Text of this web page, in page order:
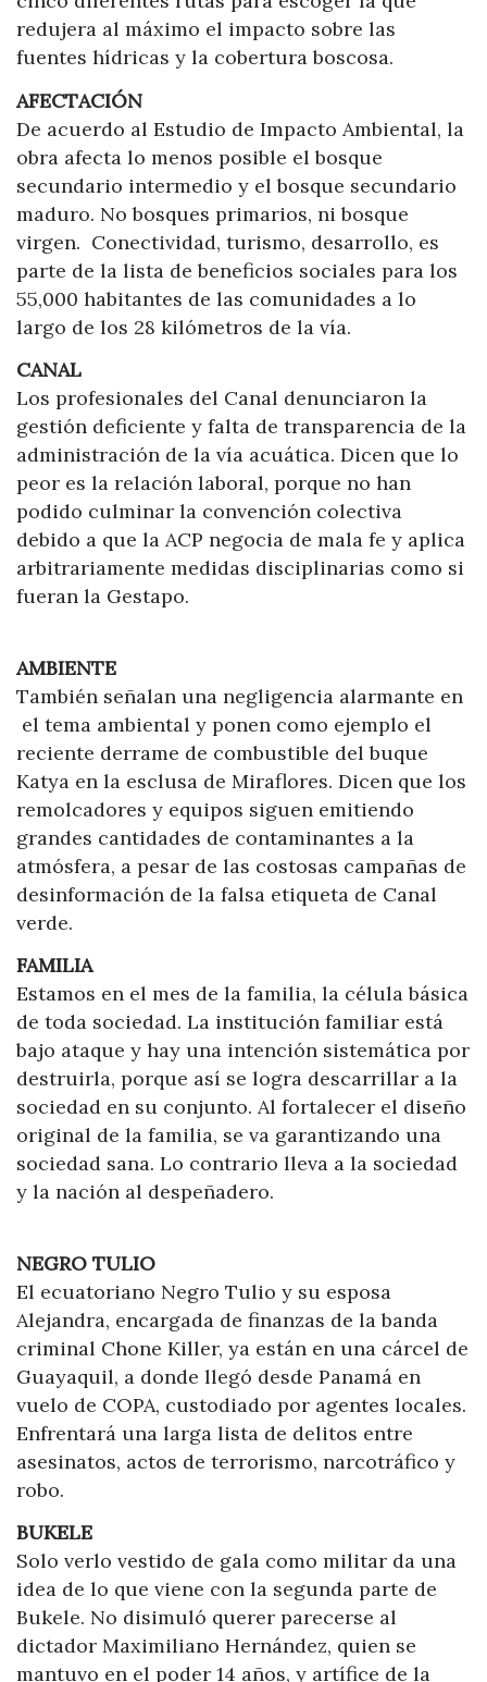
redujera al máximo el impacto sobre las
fuentes hídricas y la cobertura boscosa.
AFECTACIÓN
De acuerdo al Estudio de Impacto Ambiental, la
obra afecta lo menos posible el bosque
secundario intermedio y el bosque secundario
maduro. No bosques primarios, ni bosque
virgen. Conectividad, turismo, desarrollo, es
parte de la lista de beneficios sociales para los
55,000 habitantes de las comunidades a lo
largo de los 28 kilómetros de la vía.
CANAL
Los profesionales del Canal denunciaron la
gestión deficiente y falta de transparencia de la
administración de la vía acuática. Dicen que lo
peor es la relación laboral, porque no han
podido culminar la convención colectiva
debido a que la ACP negocia de mala fe y aplica
arbitrariamente medidas disciplinarias como si
fueran la Gestapo.
AMBIENTE
También señalan una negligencia alarmante en
el tema ambiental y ponen como ejemplo el
reciente derrame de combustible del buque
Katya en la esclusa de Miraflores. Dicen que los
remolcadores y equipos siguen emitiendo
grandes cantidades de contaminantes a la
atmósfera, a pesar de las costosas campañas de
desinformación de la falsa etiqueta de Canal
verde.
FAMILIA
Estamos en el mes de la familia, la célula básica
de toda sociedad. La institución familiar está
bajo ataque y hay una intención sistemática por
destruirla, porque así se logra descarrillar a la
sociedad en su conjunto. Al fortalecer el diseño
original de la familia, se va garantizando una
sociedad sana. Lo contrario lleva a la sociedad
y la nación al despeñadero.
NEGRO TULIO
El ecuatoriano Negro Tulio y su esposa
Alejandra, encargada de finanzas de la banda
criminal Chone Killer, ya están en una cárcel de
Guayaquil, a donde llegó desde Panamá en
vuelo de COPA, custodiado por agentes locales.
Enfrentará una larga lista de delitos entre
asesinatos, actos de terrorismo, narcotráfico y
robo.
BUKELE
Solo verlo vestido de gala como militar da una
idea de lo que viene con la segunda parte de
Bukele. No disimuló querer parecerse al
dictador Maximiliano Hernández, quien se
mantuvo en el poder 14 años, y artífice de la